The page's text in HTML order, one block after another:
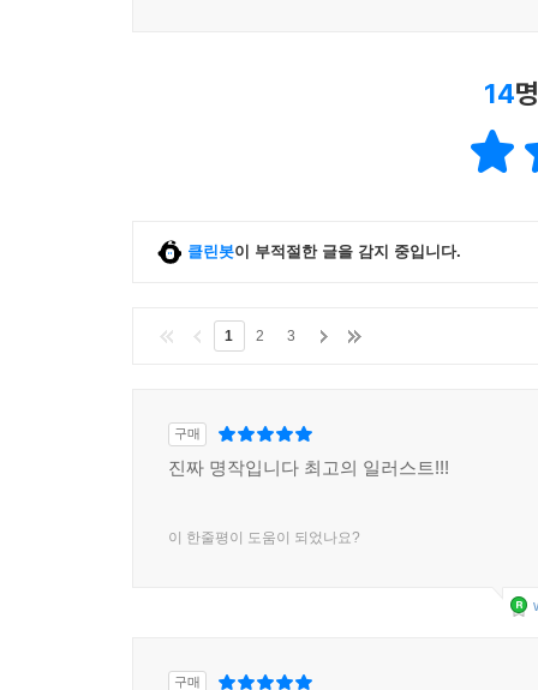
14
클린봇이 부적절한 글을 감지 중입니다.
1 2 3
구매
진짜 명작입니다 최고의 일러스트!!!
이 한줄평이 도움이 되었나요?
구매